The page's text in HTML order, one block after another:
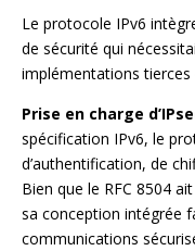
Le protocole IPv6
de sécurité qui
implémentations tierces
Prise en charge
spécification IPv6, le
d’authentification, de
Bien que le RFC 8504
sa conception intégrée
communications